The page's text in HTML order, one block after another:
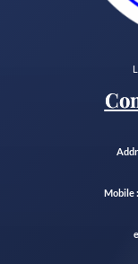
Mobile :